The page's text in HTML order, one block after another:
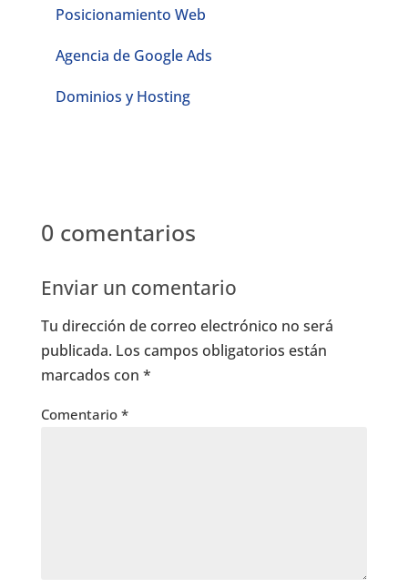
Posicionamiento Web
Agencia de Google Ads
Dominios y Hosting
0 comentarios
Enviar un comentario
Tu dirección de correo electrónico no será
publicada. Los campos obligatorios están
marcados con *
Comentario *